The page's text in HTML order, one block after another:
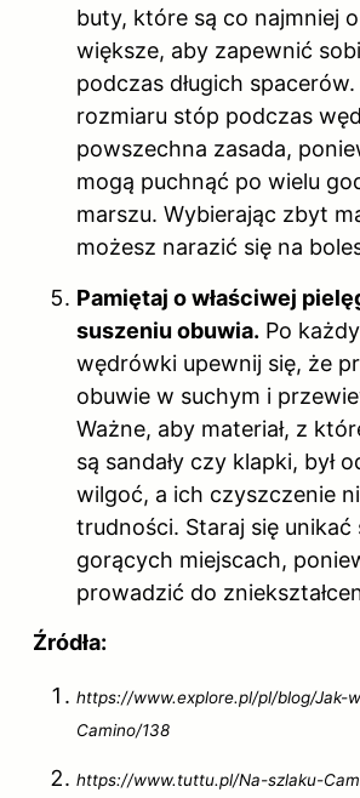
buty, które są co najmniej o
większe, aby zapewnić
podczas długich
rozmiaru stóp podczas
powszechna zasada,
mogą puchnąć po wielu
marszu. Wybierając zbyt
możesz narazić się na
Pamiętaj o właściwej
suszeniu obuwia. Po
wędrówki upewnij się, że
obuwie w suchym i
Ważne, aby materiał, z
są sandały czy klapki, był
wilgoć, a ich czyszczenie
trudności. Staraj się unikać
gorących miejscach,
prowadzić do
Źródła:
https://www.explore.pl/pl/blog/Jak-
Camino/138
https://www.tuttu.pl/Na-szlaku-